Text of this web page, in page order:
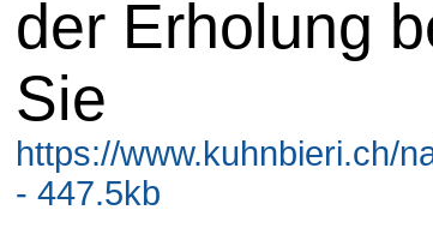
der Erholung
Sie
https://www.kuhnbieri.ch/
- 447.5kb